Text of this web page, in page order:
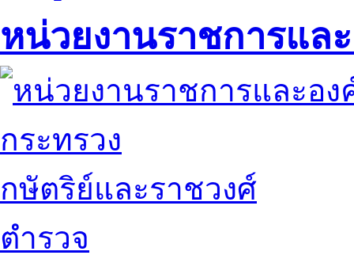
หน่วยงานราชการแล
กระทรวง
กษัตริย์และราชวงศ์
ตำรวจ